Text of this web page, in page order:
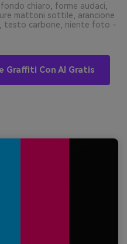
chiaro, forme audaci,
mattoni sottile, arancione
testo carbone, niente foto -
Graffiti Con AI Gratis